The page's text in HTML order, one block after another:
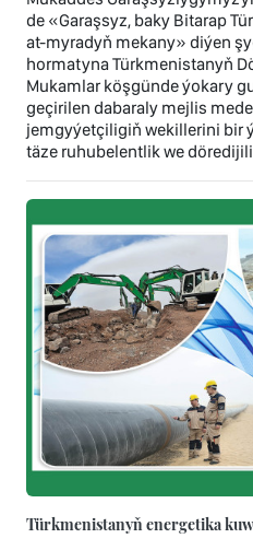
de «Garaşsyz, baky Bitarap
at-myradyň mekany» diýen
hormatyna Türkmenistanyň
Mukamlar köşgünde ýokary
geçirilen dabaraly mejlis
jemgyýetçiligiň wekillerini bir
täze ruhubelentlik we
Türkmenistanyň energetika